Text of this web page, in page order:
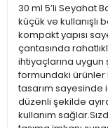
30 ml 5’li Seyahat
küçük ve kullanışlı
kompakt yapısı
çantasında
ihtiyaçlarına uygun
formundaki ürünler
tasarım sayesinde
düzenli şekilde
kullanım